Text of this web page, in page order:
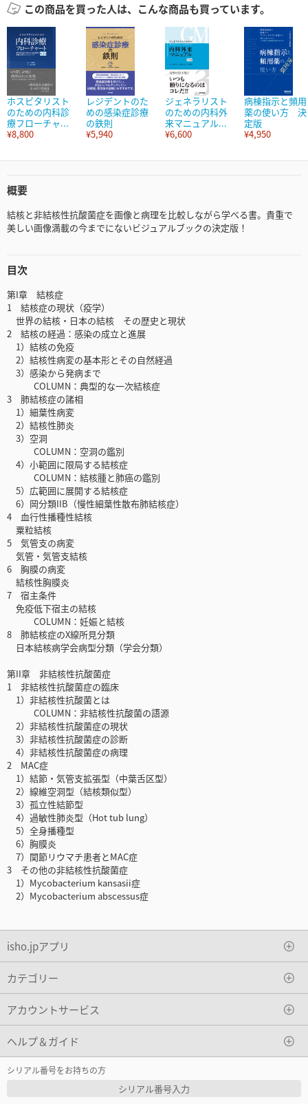
この商品を買った人は、こんな商品も買っています。
ホスピタリスト
のための内科診
療フローチャ...
¥8,800
レジデントのた
めの感染症診療
の鉄則
¥5,940
ジェネラリスト
のための内科外
来マニュアル...
¥6,600
病棟指示と頻用
薬の使い方 決
定版
¥4,950
概要
結核と非結核性抗酸菌症を画像と病理を比較しながら学べる書。貴重で
美しい画像満載の今までにないビジュアルブックの決定版！
目次
第I章 結核症
1 結核症の現状（疫学）
世界の結核・日本の結核 その歴史と現状
2 結核の経過：感染の成立と進展
1）結核の免疫
2）結核性病変の基本形とその自然経過
3）感染から発病まで
COLUMN：典型的な一次結核症
3 肺結核症の諸相
1）細葉性病変
2）結核性肺炎
3）空洞
COLUMN：空洞の鑑別
4）小範囲に限局する結核症
COLUMN：結核腫と肺癌の鑑別
5）広範囲に展開する結核症
6）岡分類IIB（慢性細葉性散布肺結核症）
4 血行性播種性結核
粟粒結核
5 気管支の病変
気管・気管支結核
6 胸膜の病変
結核性胸膜炎
7 宿主条件
免疫低下宿主の結核
COLUMN：妊娠と結核
8 肺結核症のX線所見分類
日本結核病学会病型分類（学会分類）
第II章 非結核性抗酸菌症
1 非結核性抗酸菌症の臨床
1）非結核性抗酸菌とは
COLUMN：非結核性抗酸菌の語源
2）非結核性抗酸菌症の現状
3）非結核性抗酸菌症の診断
4）非結核性抗酸菌症の病理
2 MAC症
1）結節・気管支拡張型（中葉舌区型）
2）線維空洞型（結核類似型）
3）孤立性結節型
4）過敏性肺炎型（Hot tub lung）
5）全身播種型
6）胸膜炎
7）関節リウマチ患者とMAC症
3 その他の非結核性抗酸菌症
1）Mycobacterium kansasii症
2）Mycobacterium abscessus症
isho.jpアプリ
カテゴリー
アカウントサービス
ヘルプ＆ガイド
シリアル番号をお持ちの方
シリアル番号入力